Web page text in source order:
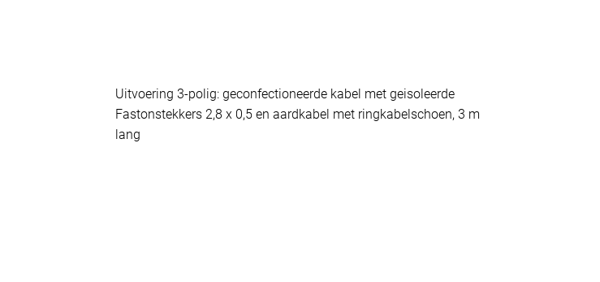
Uitvoering 3-polig: geconfectioneerde kabel met geisoleerde
Fastonstekkers 2,8 x 0,5 en aardkabel met ringkabelschoen, 3 m
lang